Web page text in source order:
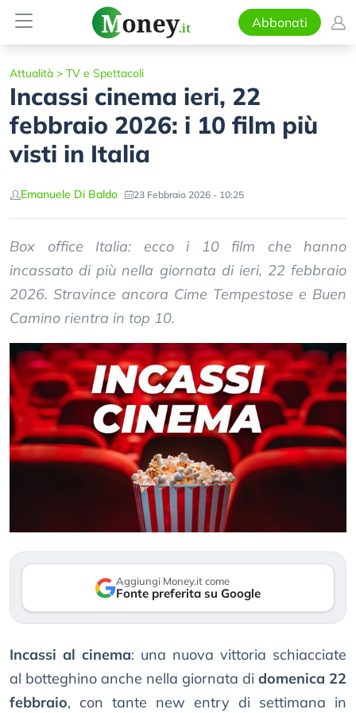
Abbonati
Attualità > TV e Spettacoli
Incassi cinema ieri, 22
febbraio 2026: i 10 film più
visti in Italia
Emanuele Di Baldo 23 Febbraio 2026 - 10:25
Box office Italia: ecco i 10 film che hanno
incassato di più nella giornata di ieri, 22 febbraio
2026. Stravince ancora Cime Tempestose e Buen
Camino rientra in top 10.
Aggiungi Money.it come
Fonte preferita su Google
Incassi al cinema: una nuova vittoria schiacciate
al botteghino anche nella giornata di domenica 22
febbraio, con tante new entry di settimana in